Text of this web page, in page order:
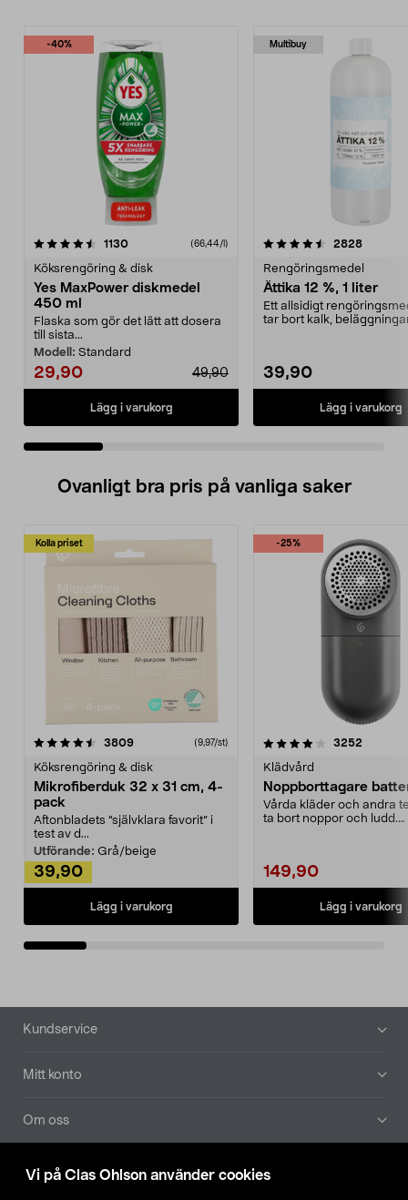
Vi på Clas Ohlson använder cookies
-40%
1130recensioner (66,44/l)
Köksrengöring & disk
Yes MaxPower diskmedel
450 ml
Flaska som gör det lätt att dosera
till sista...
Modell: Standard
29,90 49,90
Lägg i varukorg
Multibuy
4.5 av 5 stjärnor 2828
Rengöringsmedel
Ättika 12 %, 1 liter
Ett allsidigt
tar bort kalk,
39,90
Lägg i varukorg
4.5 av 5 stjärnor
Ovanligt bra pris på vanliga saker
Kolla priset
3809recensioner (9,97/st)
Köksrengöring & disk
Mikrofiberduk 32 x 31 cm, 4-
pack
Aftonbladets "självklara favorit” i
test av d...
Utförande: Grå/beige
39,90
Lägg i varukorg
-25%
4.0av 5 stjärnor 3252
Klädvård
Noppborttagare
Vårda kläder och andra
ta bort noppor och ludd.
149,90
Lägg i varukorg
4.5av 5 stjärnor
Sidfot
Kundservice
Mitt konto
Om oss
Aktuellt